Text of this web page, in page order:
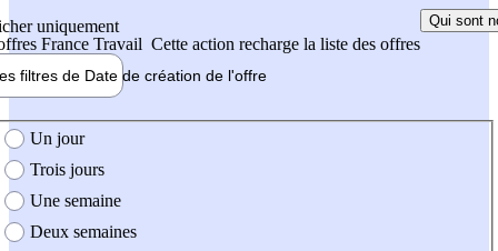
uniquement
France Travail Cette action recharge la liste des offres
Qui sont
filtres de Date de création de l'offre
création de l'offre
Un jour
Trois jours
Une semaine
Deux semaines